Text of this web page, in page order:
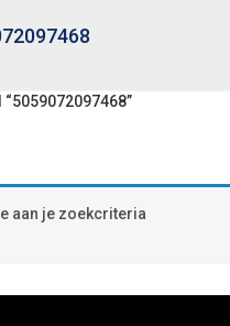
aan je zoekcriteria